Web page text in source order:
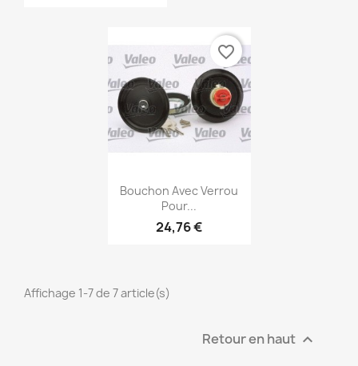
Aperçu rapide
Bouchon Avec Verrou
Pour...
24,76 €
favorite_border
Affichage 1-7 de 7 article(s)
Retour en haut 